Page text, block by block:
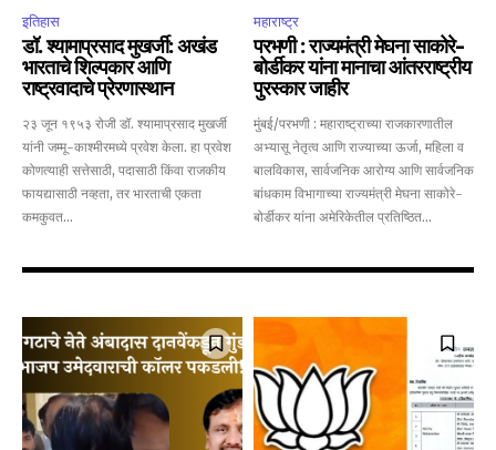
Join our community of
SUBSCRIBERS and be part of the
इतिहास
डॉ. श्यामाप्रसाद मुखर्जी: अखंड
भारताचे शिल्पकार आणि
राष्ट्रवादाचे प्रेरणास्थान
२३ जून १९५३ रोजी डॉ. श्यामाप्रसाद मुखर्जी
यांनी जम्मू-काश्मीरमध्ये प्रवेश केला. हा प्रवेश
कोणत्याही सत्तेसाठी, पदासाठी किंवा राजकीय
फायद्यासाठी नव्हता, तर भारताची एकता
कमकुवत...
महाराष्ट्र
परभणी : राज्यमंत्री मेघना साकोरे-
बोर्डीकर यांना मानाचा आंतरराष्ट्रीय
पुरस्कार जाहीर
मुंबई/परभणी : महाराष्ट्राच्या राजकारणातील
अभ्यासू नेतृत्व आणि राज्याच्या ऊर्जा, महिला व
बालविकास, सार्वजनिक आरोग्य आणि सार्वजनिक
बांधकाम विभागाच्या राज्यमंत्री मेघना साकोरे-
बोर्डीकर यांना अमेरिकेतील प्रतिष्ठित...